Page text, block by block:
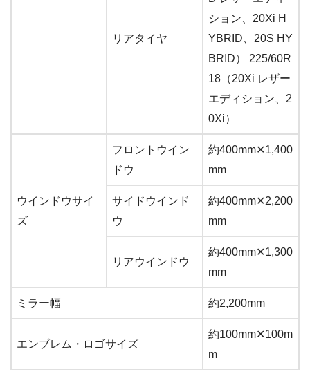
リアタイヤ
ション、20Xi H
YBRID、20S HY
BRID） 225/60R
18（20Xi レザー
エディション、2
0Xi）
ウインドウサイ
ズ
フロントウイン
ドウ
約400mm✕1,400
mm
サイドウインド
ウ
約400mm✕2,200
mm
リアウインドウ
約400mm✕1,300
mm
ミラー幅 約2,200mm
エンブレム・ロゴサイズ
約100mm✕100m
m